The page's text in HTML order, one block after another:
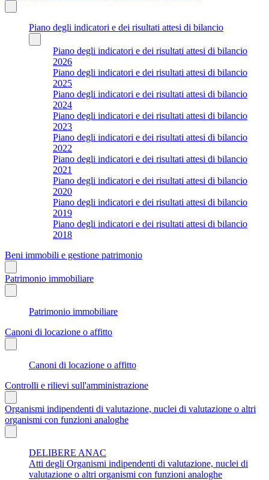
Piano degli indicatori e dei risultati attesi di bilancio
Piano degli indicatori e dei risultati attesi di bilancio
2026
Piano degli indicatori e dei risultati attesi di bilancio
2025
Piano degli indicatori e dei risultati attesi di bilancio
2024
Piano degli indicatori e dei risultati attesi di bilancio
2023
Piano degli indicatori e dei risultati attesi di bilancio
2022
Piano degli indicatori e dei risultati attesi di bilancio
2021
Piano degli indicatori e dei risultati attesi di bilancio
2020
Piano degli indicatori e dei risultati attesi di bilancio
2019
Piano degli indicatori e dei risultati attesi di bilancio
2018
Beni immobili e gestione patrimonio
Patrimonio immobiliare
Patrimonio immobiliare
Canoni di locazione o affitto
Canoni di locazione o affitto
Controlli e rilievi sull'amministrazione
Organismi indipendenti di valutazione, nuclei di valutazione o altri
organismi con funzioni analoghe
DELIBERE ANAC
Atti degli Organismi indipendenti di valutazione, nuclei di
valutazione o altri organismi con funzioni analoghe